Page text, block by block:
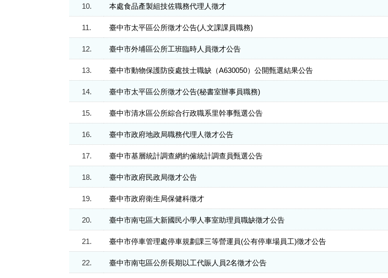
10. 本處食品產製組技佐職務代理人徵才
11. 臺中市太平區公所徵才公告(人文課課員職務)
12. 臺中市外埔區公所工班臨時人員徵才公告
13. 臺中市動物保護防疫處技士職缺（A630050）公開甄選結果公告
14. 臺中市太平區公所徵才公告(秘書室辦事員職務)
15. 臺中市清水區公所綜合行政職系里幹事甄選公告
16. 臺中市政府地政局職務代理人徵才公告
17. 臺中市基層統計調查網約僱統計調查員甄選公告
18. 臺中市政府民政局徵才公告
19. 臺中市政府衛生局保健科徵才
20. 臺中市南屯區大新國民小學人事室助理員職缺徵才公告
21. 臺中市停車管理處停車規劃課三等營運員(公有停車場員工)徵才公告
22. 臺中市南屯區公所長期以工代賑人員2名徵才公告